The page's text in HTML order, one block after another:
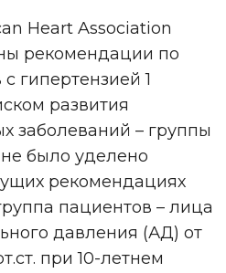
Heart Association
рекомендации по
гипертензией 1
развития
заболеваний – группы
было уделено
рекомендациях
пациентов – лица
давления (АД) от
при 10-летнем